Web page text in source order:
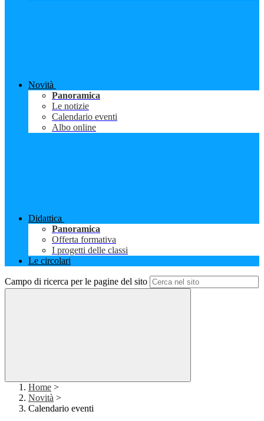
Novità
Panoramica
Le notizie
Calendario eventi
Albo online
Didattica
Panoramica
Offerta formativa
I progetti delle classi
Le circolari
Campo di ricerca per le pagine del sito
Home >
Novità >
Calendario eventi